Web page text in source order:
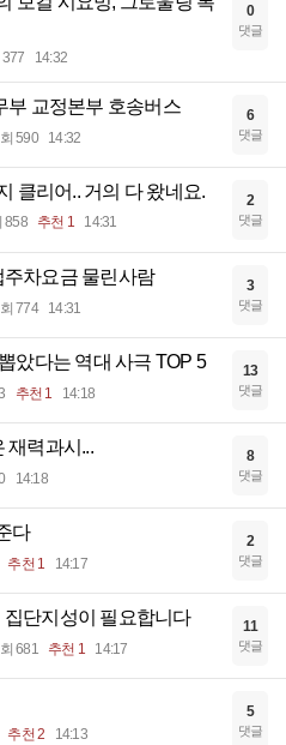
377 14:32
0
댓글
부 교정본부 호송버스
590 14:32
6
댓글
클리어.. 거의 다 왔네요.
858 추천 1 14:31
2
댓글
차요금 물린사람
774 14:31
3
댓글
았다는 역대 사극 TOP 5
추천 1 14:18
13
댓글
재력과시...
14:18
8
댓글
다
추천 1 14:17
2
댓글
집단지성이 필요합니다
681 추천 1 14:17
11
댓글
추천 2 14:13
5
댓글